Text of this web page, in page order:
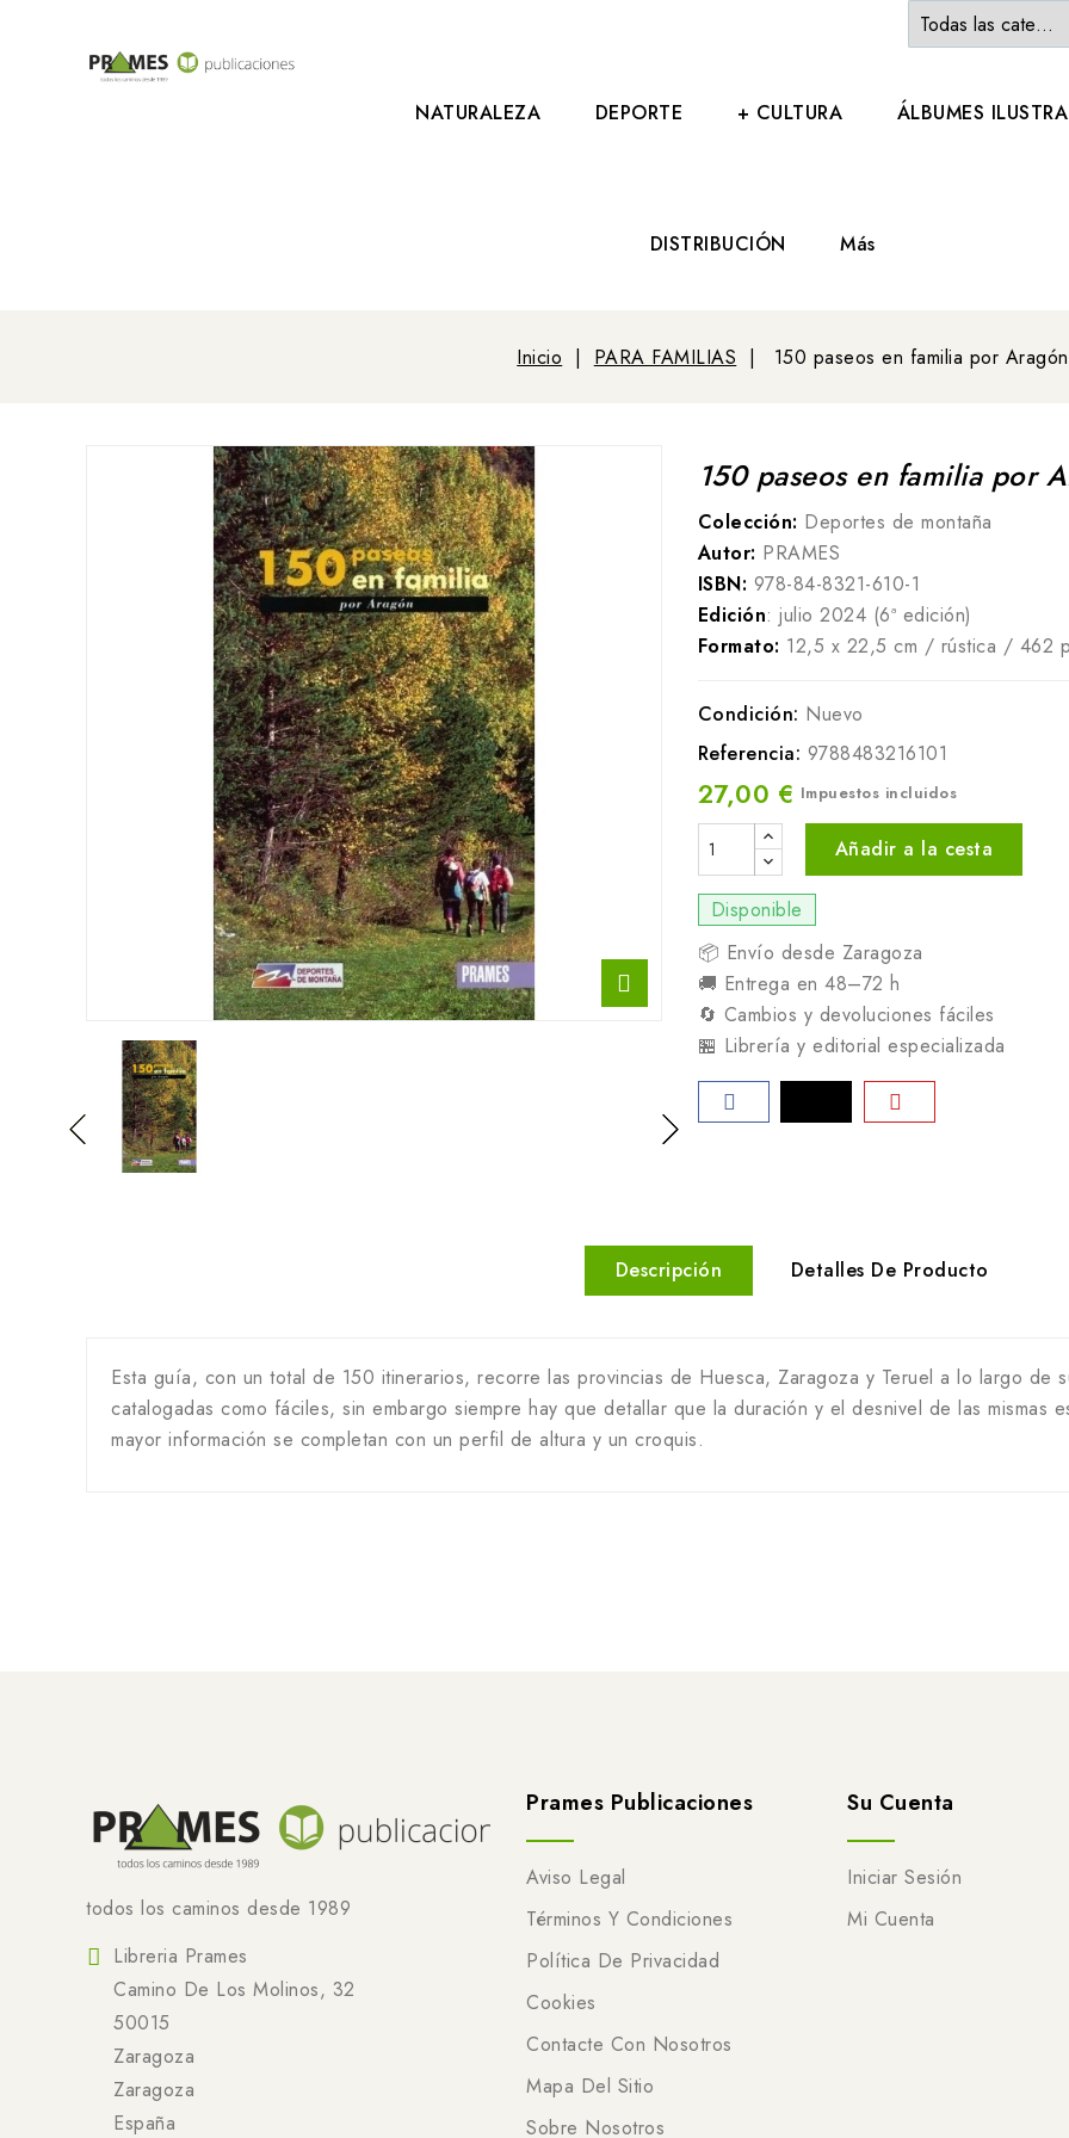
NATURALEZA DEPORTE + CULTURA ÁLBUMES
DISTRIBUCIÓN Más
Inicio PARA FAMILIAS 150 paseos en familia por Aragón
150 paseos en familia por
Colección: Deportes de montaña
Autor: PRAMES
ISBN: 978-84-8321-610-1
Edición: julio 2024 (6ª edición)
Formato: 12,5 x 22,5 cm / rústica / 462
Condición: Nuevo
Referencia: 9788483216101
27,00 € Impuestos incluidos
Añadir a la cesta
Disponible
📦 Envío desde Zaragoza
🚚 Entrega en 48–72 h
🔄 Cambios y devoluciones fáciles
🏪 Librería y editorial especializada
Descripción Detalles De Producto
Esta guía, con un total de 150 itinerarios, recorre las provincias de Huesca, Zaragoza y Teruel a lo largo de
catalogadas como fáciles, sin embargo siempre hay que detallar que la duración y el desnivel de las mismas
mayor información se completan con un perfil de altura y un croquis.
todos los caminos desde 1989
Libreria Prames
Camino De Los Molinos, 32
50015
Zaragoza
Zaragoza
España
Prames Publicaciones
Aviso Legal
Términos Y Condiciones
Política De Privacidad
Cookies
Contacte Con Nosotros
Mapa Del Sitio
Sobre Nosotros
Su Cuenta
Iniciar Sesión
Mi Cuenta